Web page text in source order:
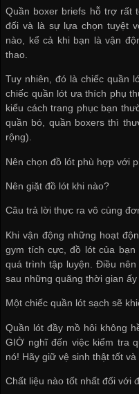
Quần boxer briefs hỗ trợ rất
đối và là sự lựa chọn tuyệt
nào, kể cả khi bạn là vận
thao.
Tuy nhiên, đó là chiếc quần
chiếc quần lót ưa thích phụ
kiểu cách trang phục bạn
quần bó, quần boxers thì
rộng).
Nên chọn đồ lót phù hợp với
Nên giặt đồ lót khi nào?
Câu trả lời thực ra vô cùng
Khi vận động những hoạt
gym tích cực, đồ lót của
quá trình tập luyện. Điều
sau những quãng thời gian
Một chiếc quần lót sạch sẽ
Quần lót đầy mồ hôi không
GIỜ nghĩ đến việc kiểm tra
nó! Hãy giữ vệ sinh thật tốt
Chất liệu nào tốt nhất đối với